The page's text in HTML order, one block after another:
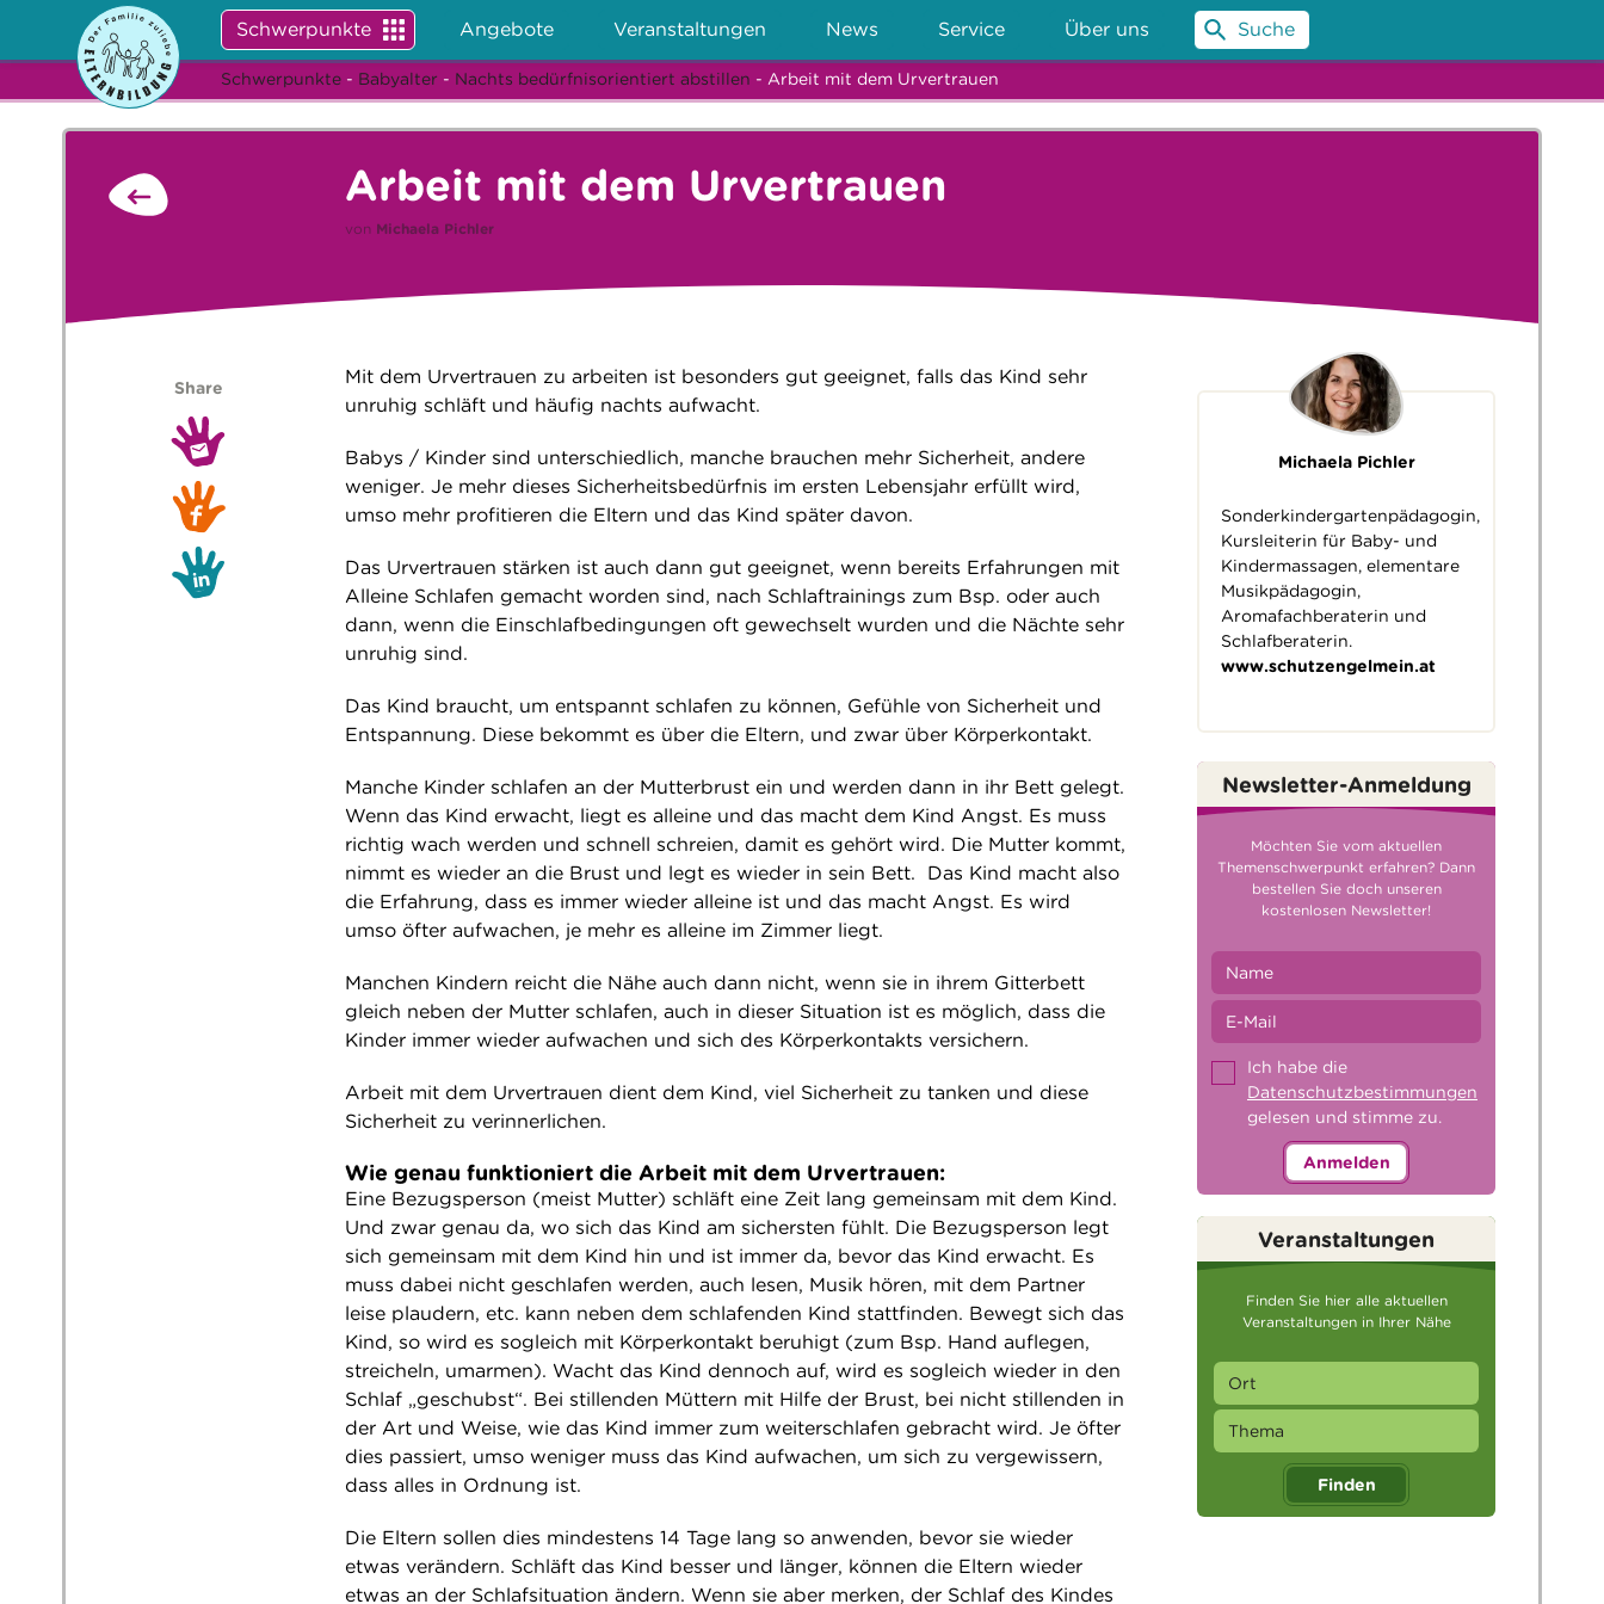
Schwerpunkte Angebote Veranstaltungen News Service Über uns Suche
Schwerpunkte - Babyalter - Nachts bedürfnisorientiert abstillen - Arbeit mit dem Urvertrauen
Arbeit mit dem Urvertrauen
von Michaela Pichler
Mit dem Urvertrauen zu arbeiten ist besonders gut geeignet, falls das Kind sehr
unruhig schläft und häufig nachts aufwacht.
Babys / Kinder sind unterschiedlich, manche brauchen mehr Sicherheit, andere
weniger. Je mehr dieses Sicherheitsbedürfnis im ersten Lebensjahr erfüllt wird,
umso mehr profitieren die Eltern und das Kind später davon.
Das Urvertrauen stärken ist auch dann gut geeignet, wenn bereits Erfahrungen mit
Alleine Schlafen gemacht worden sind, nach Schlaftrainings zum Bsp. oder auch
dann, wenn die Einschlafbedingungen oft gewechselt wurden und die Nächte sehr
unruhig sind.
Das Kind braucht, um entspannt schlafen zu können, Gefühle von Sicherheit und
Entspannung. Diese bekommt es über die Eltern, und zwar über Körperkontakt.
Manche Kinder schlafen an der Mutterbrust ein und werden dann in ihr Bett gelegt.
Wenn das Kind erwacht, liegt es alleine und das macht dem Kind Angst. Es muss
richtig wach werden und schnell schreien, damit es gehört wird. Die Mutter kommt,
nimmt es wieder an die Brust und legt es wieder in sein Bett. Das Kind macht also
die Erfahrung, dass es immer wieder alleine ist und das macht Angst. Es wird
umso öfter aufwachen, je mehr es alleine im Zimmer liegt.
Manchen Kindern reicht die Nähe auch dann nicht, wenn sie in ihrem Gitterbett
gleich neben der Mutter schlafen, auch in dieser Situation ist es möglich, dass die
Kinder immer wieder aufwachen und sich des Körperkontakts versichern.
Arbeit mit dem Urvertrauen dient dem Kind, viel Sicherheit zu tanken und diese
Sicherheit zu verinnerlichen.
Wie genau funktioniert die Arbeit mit dem Urvertrauen:
Eine Bezugsperson (meist Mutter) schläft eine Zeit lang gemeinsam mit dem Kind.
Und zwar genau da, wo sich das Kind am sichersten fühlt. Die Bezugsperson legt
sich gemeinsam mit dem Kind hin und ist immer da, bevor das Kind erwacht. Es
muss dabei nicht geschlafen werden, auch lesen, Musik hören, mit dem Partner
leise plaudern, etc. kann neben dem schlafenden Kind stattfinden. Bewegt sich das
Kind, so wird es sogleich mit Körperkontakt beruhigt (zum Bsp. Hand auflegen,
streicheln, umarmen). Wacht das Kind dennoch auf, wird es sogleich wieder in den
Schlaf „geschubst“. Bei stillenden Müttern mit Hilfe der Brust, bei nicht stillenden in
der Art und Weise, wie das Kind immer zum weiterschlafen gebracht wird. Je öfter
dies passiert, umso weniger muss das Kind aufwachen, um sich zu vergewissern,
dass alles in Ordnung ist.
Die Eltern sollen dies mindestens 14 Tage lang so anwenden, bevor sie wieder
etwas verändern. Schläft das Kind besser und länger, können die Eltern wieder
etwas an der Schlafsituation ändern. Wenn sie aber merken, der Schlaf des Kindes
Share
Michaela Pichler
Sonderkindergartenpädagogin,
Kursleiterin für Baby- und
Kindermassagen, elementare
Musikpädagogin,
Aromafachberaterin und
Schlafberaterin.
www.schutzengelmein.at
Newsletter-Anmeldung
Möchten Sie vom aktuellen
Themenschwerpunkt erfahren? Dann
bestellen Sie doch unseren
kostenlosen Newsletter!
Ich habe die
Datenschutzbestimmungen
gelesen und stimme zu.
Anmelden
Veranstaltungen
Finden Sie hier alle aktuellen
Veranstaltungen in Ihrer Nähe
Finden